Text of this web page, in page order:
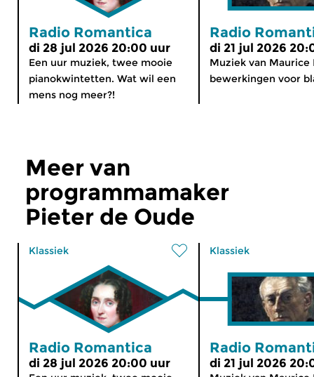
Radio Romantica
di 28 jul 2026 20:00 uur
Een uur muziek, twee mooie
pianokwintetten. Wat wil een
mens nog meer?!
Radio
di 21 jul 2026
Muziek van Maurice
bewerkingen voor
Meer van
programmamaker
Pieter de Oude
Klassiek
Radio Romantica
di 28 jul 2026 20:00 uur
Klassiek
Radio
di 21 jul 2026